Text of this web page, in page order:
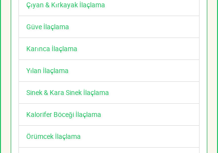
Çıyan & Kırkayak İlaçlama
Güve İlaçlama
Karınca İlaçlama
Yılan İlaçlama
Sinek & Kara Sinek İlaçlama
Kalorifer Böceği İlaçlama
Örümcek İlaçlama